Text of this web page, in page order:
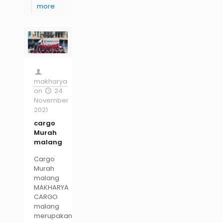
more
makharya
on
24
November
2021
cargo
Murah
malang
Cargo
Murah
malang
MAKHARYA
CARGO
malang
merupakan